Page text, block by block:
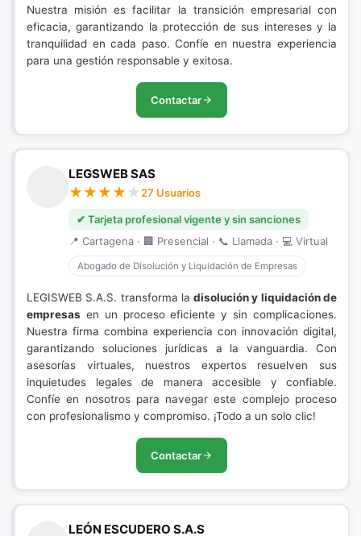
Nuestra misión es facilitar la transición empresarial con
eficacia, garantizando la protección de sus intereses y la
tranquilidad en cada paso. Confíe en nuestra experiencia
para una gestión responsable y exitosa.
Contactar
LEGSWEB SAS
27 Usuarios
✔ Tarjeta profesional vigente y sin sanciones
📍 Cartagena · 🏢 Presencial · 📞 Llamada · 💻 Virtual
Abogado de Disolución y Liquidación de Empresas
LEGISWEB S.A.S. transforma ladisolución y liquidación de
empresas en un proceso eficiente y sin complicaciones.
Nuestra firma combina experiencia con innovación digital,
garantizando soluciones jurídicas a la vanguardia. Con
asesorías virtuales, nuestros expertos resuelven sus
inquietudes legales de manera accesible y confiable.
Confíe en nosotros para navegar este complejo proceso
con profesionalismo y compromiso. ¡Todo a un solo clic!
Contactar
LEÓN ESCUDERO S.A.S